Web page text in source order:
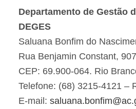
Departamento de Gestão
DEGES
Saluana Bonfim do
Rua Benjamin Constant,
CEP: 69.900-064. Rio
Telefone: (68) 3215-4121 –
E-mail: